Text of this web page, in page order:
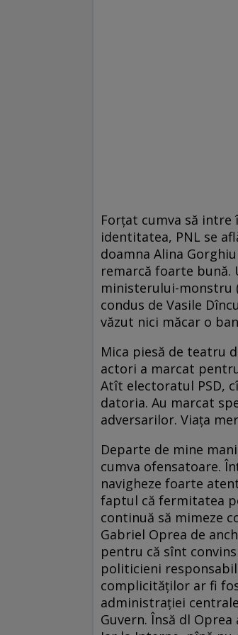
Forțat cumva să
identitatea, PNL se
doamna Alina
remarcă foarte bună.
ministerului-monstru
condus de Vasile
văzut nici măcar o
Mica piesă de teatru
actori a marcat
Atît electoratul PSD,
datoria. Au marcat
adversarilor. Viața
Departe de mine
cumva ofensatoare.
navigheze foarte
faptul că fermitatea
continuă să mimeze
Gabriel Oprea de
pentru că sînt
politicieni
complicităților ar fi
administrației
Guvern. Însă dl